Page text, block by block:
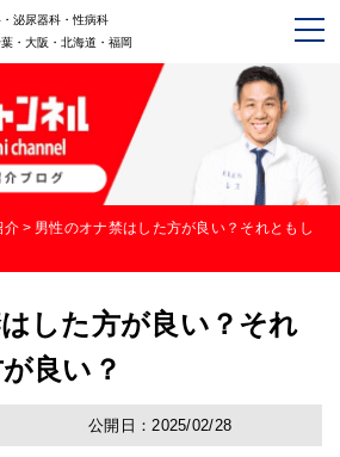
泌尿器科・性病科
・大阪・北海道・福岡
介 > 男性のオナ禁はした方が良い？それともし
した方が良い？それ
良い？
公開日：2025/02/28